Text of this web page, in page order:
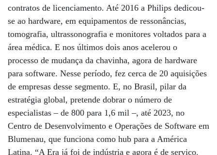
contratos de licenciamento. Até 2016 a Philips dedicou-
se ao hardware, em equipamentos de ressonâncias,
tomografia, ultrassonografia e monitores voltados para a
área médica. E nos últimos dois anos acelerou o
processo de mudança da chavinha, agora de hardware
para software. Nesse período, fez cerca de 20 aquisições
de empresas desse segmento. E, no Brasil, pilar da
estratégia global, pretende dobrar o número de
especialistas – de 800 para 1,6 mil –, até 2023, no
Centro de Desenvolvimento e Operações de Software em
Blumenau, que funciona como hub para a América
Latina. “A Era já foi de indústria e agora é de serviço.